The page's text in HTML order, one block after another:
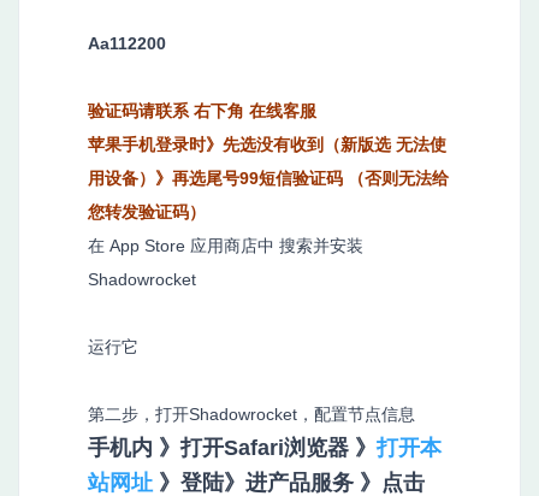
Aa112200
验证码请联系 右下角 在线客服
苹果手机登录时》先选没有收到（新版选 无法使
用设备）》再选尾号99短信验证码 （否则无法给
您转发验证码）
在 App Store 应用商店中 搜索并安装
Shadowrocket
运行它
第二步，打开Shadowrocket，配置节点信息
手机内 》打开Safari浏览器 》打开本
站网址 》登陆》进产品服务 》点击